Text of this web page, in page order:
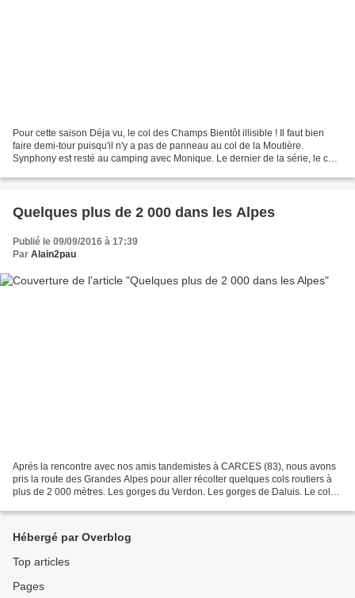
Pour cette saison Déja vu, le col des Champs Bientôt illisible ! Il faut bien
faire demi-tour puisqu'il n'y a pas de panneau au col de la Moutière.
Synphony est resté au camping avec Monique. Le dernier de la série, le col
Quelques plus de 2 000 dans les Alpes
Publié le 09/09/2016 à 17:39
Par Alain2pau
Aprés la rencontre avec nos amis tandemistes à CARCES (83), nous avons
pris la route des Grandes Alpes pour aller récolter quelques cols routiers à
plus de 2 000 mètres. Les gorges du Verdon. Les gorges de Daluis. Le col
Hébergé par Overblog
Top articles
Pages